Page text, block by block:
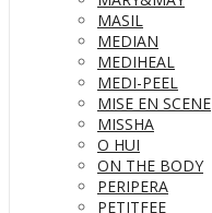
MASIL
MEDIAN
MEDIHEAL
MEDI-PEEL
MISE EN SCENE
MISSHA
O HUI
ON THE BODY
PERIPERA
PETITFEE